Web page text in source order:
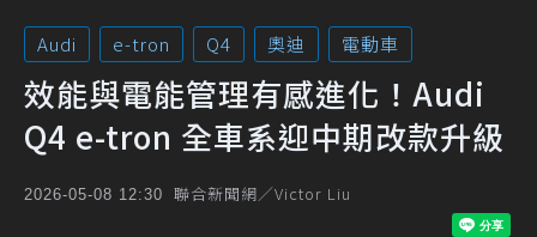
Audi e-tron Q4 奧迪 電動車
效能與電能管理有感進化！Audi
Q4 e-tron 全車系迎中期改款升級
2026-05-08 12:30 聯合新聞網／Victor Liu